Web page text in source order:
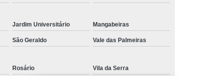
Jardim Universitário Mangabeiras
São Geraldo Vale das Palmeiras
Rosário Vila da Serra